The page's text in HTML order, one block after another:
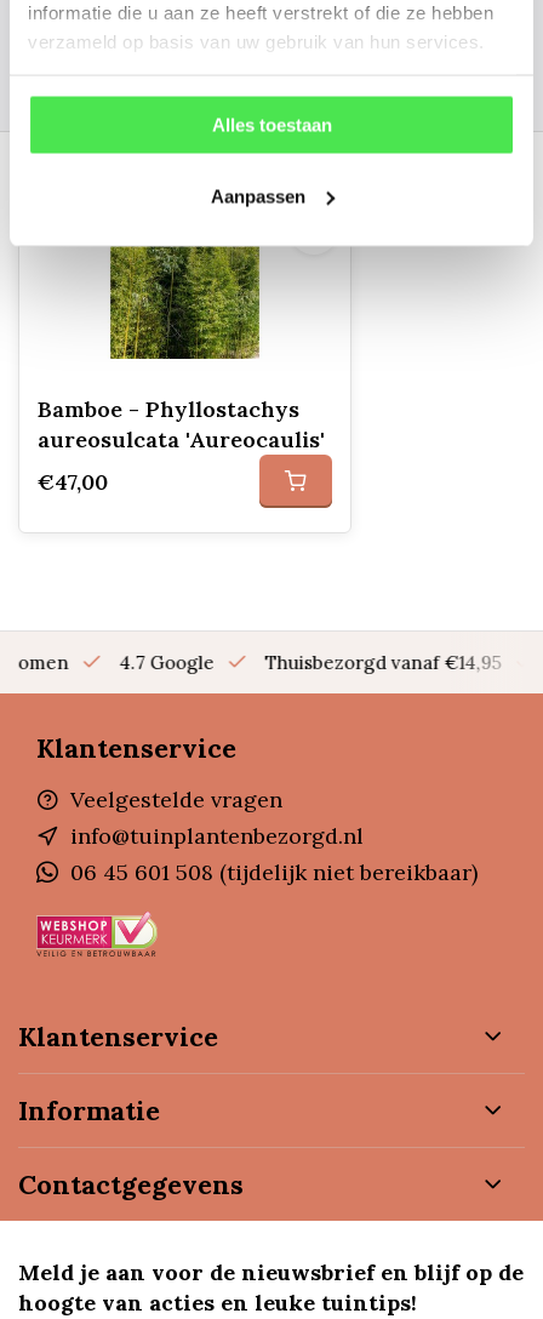
informatie die u aan ze heeft verstrekt of die ze hebben
verzameld op basis van uw gebruik van hun services.
Alles toestaan
Aanpassen
Recent bekeken
Bamboe - Phyllostachys
aureosulcata 'Aureocaulis'
€47,00
bomen 4.7 Google Thuisbezorgd vanaf €14,95
Klantenservice
Veelgestelde vragen
info@tuinplantenbezorgd.nl
06 45 601 508 (tijdelijk niet bereikbaar)
Klantenservice
Informatie
Contactgegevens
Meld je aan voor de nieuwsbrief en blijf op de
hoogte van acties en leuke tuintips!